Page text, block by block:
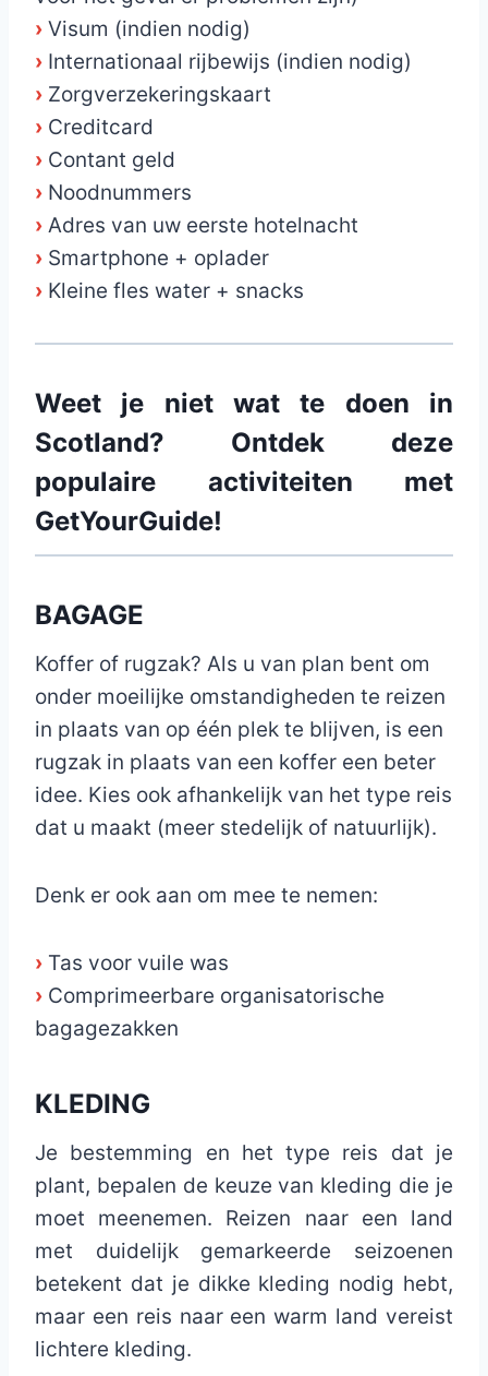
› Visum (indien nodig)
› Internationaal rijbewijs (indien nodig)
› Zorgverzekeringskaart
› Creditcard
› Contant geld
› Noodnummers
› Adres van uw eerste hotelnacht
› Smartphone + oplader
› Kleine fles water + snacks
Weet je niet wat te doen in
Scotland? Ontdek deze
populaire activiteiten met
GetYourGuide!
BAGAGE
Koffer of rugzak? Als u van plan bent om
onder moeilijke omstandigheden te reizen
in plaats van op één plek te blijven, is een
rugzak in plaats van een koffer een beter
idee. Kies ook afhankelijk van het type reis
dat u maakt (meer stedelijk of natuurlijk).
Denk er ook aan om mee te nemen:
› Tas voor vuile was
› Comprimeerbare organisatorische
bagagezakken
KLEDING
Je bestemming en het type reis dat je
plant, bepalen de keuze van kleding die je
moet meenemen. Reizen naar een land
met duidelijk gemarkeerde seizoenen
betekent dat je dikke kleding nodig hebt,
maar een reis naar een warm land vereist
lichtere kleding.